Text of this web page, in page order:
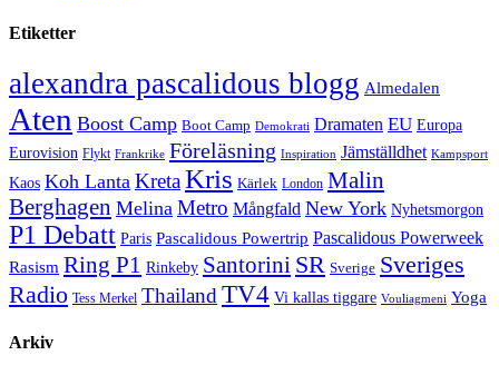
Etiketter
alexandra pascalidous blogg Almedalen
Aten Boost Camp Boot Camp Demokrati Dramaten EU Europa
Eurovision Flykt Frankrike Föreläsning Inspiration Jämställdhet Kampsport
Kaos Koh Lanta KretaKris Kärlek London Malin
Berghagen Melina Metro Mångfald New York Nyhetsmorgon
P1 Debatt Paris Pascalidous Powertrip Pascalidous Powerweek
Rasism Ring P1 Rinkeby Santorini SR Sverige Sveriges
Radio Tess Merkel Thailand TV4 Vi kallas tiggare Vouliagmeni Yoga
Arkiv